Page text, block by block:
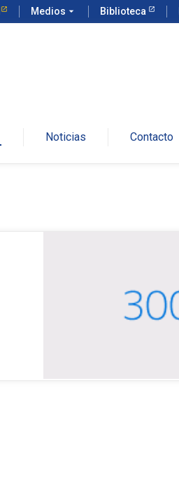
Medios arrow_drop_down Biblioteca
Noticias Contacto